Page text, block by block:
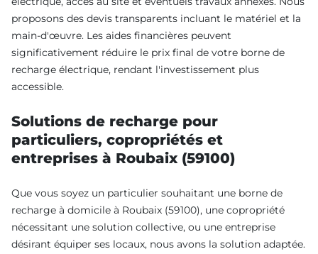
proposons des devis transparents incluant le matériel et la
main-d'œuvre. Les aides financières peuvent
significativement réduire le prix final de votre borne de
recharge électrique, rendant l'investissement plus
accessible.
Solutions de recharge pour
particuliers, copropriétés et
entreprises à Roubaix (59100)
Que vous soyez un particulier souhaitant une borne de
recharge à domicile à Roubaix (59100), une copropriété
nécessitant une solution collective, ou une entreprise
désirant équiper ses locaux, nous avons la solution adaptée.